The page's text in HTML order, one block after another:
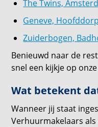
The Twins,
Geneve, Hoofddorp
Zuiderbogen,
Benieuwd naar de
snel een kijkje op
Wat betekent
Wanneer jij staat
Verhuurmakelaars